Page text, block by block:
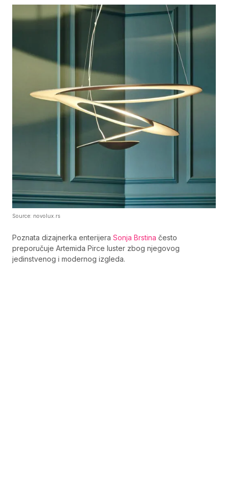
Source: novolux.rs
Poznata dizajnerka enterijera Sonja Brstina često
preporučuje Artemida Pirce luster zbog njegovog
jedinstvenog i modernog izgleda.